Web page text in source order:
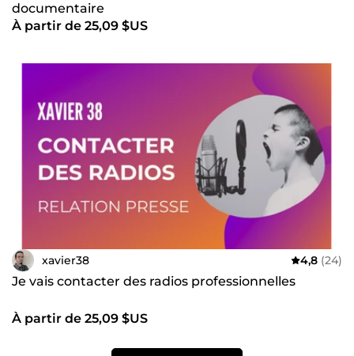
documentaire
À partir de 25,09 $US
xavier38 4,8 (24)
Je vais contacter des radios professionnelles
À partir de 25,09 $US